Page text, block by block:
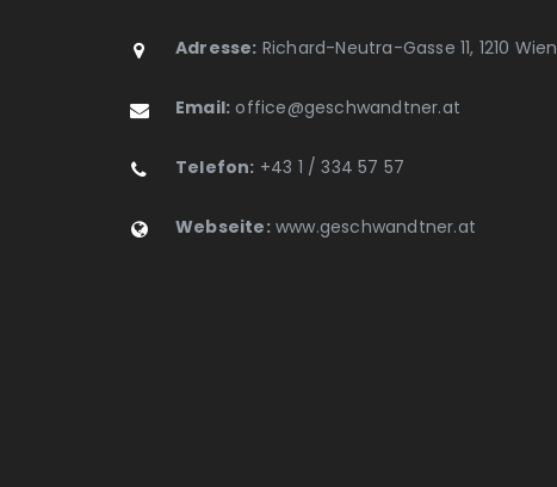
Adresse: Richard-Neutra-Gasse 11, 1210 Wien
Email: office@geschwandtner.at
Telefon: +43 1 / 334 57 57
Webseite:www.geschwandtner.at